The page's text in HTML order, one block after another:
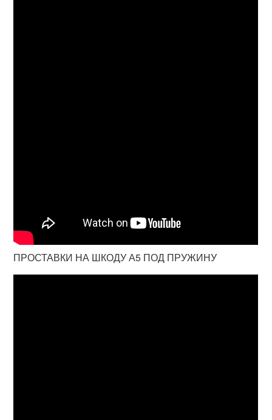
ПРОСТАВКИ НА ШКОДУ А5 ПОД ПРУЖИНУ